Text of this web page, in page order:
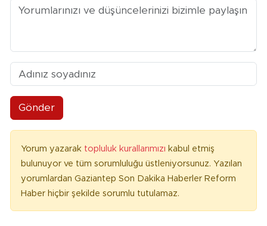
Gönder
Yorum yazarak topluluk kurallarımızı kabul etmiş
bulunuyor ve tüm sorumluluğu üstleniyorsunuz. Yazılan
yorumlardan Gaziantep Son Dakika Haberler Reform
Haber hiçbir şekilde sorumlu tutulamaz.